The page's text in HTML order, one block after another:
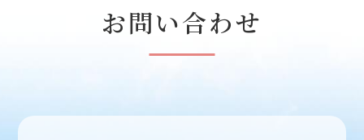
お問い合わせ